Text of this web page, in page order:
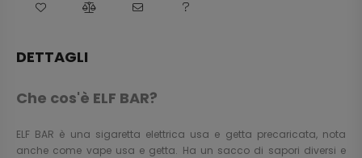
DETTAGLI
Che cos'è ELF BAR?
ELF BAR è una sigaretta elettrica usa e getta precaricata, nota
anche come vape usa e getta. Ha un sacco di sapori diversi e